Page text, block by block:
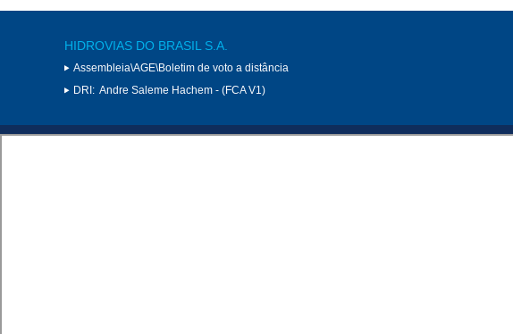
HIDROVIAS DO BRASIL S.A.
Assembleia\AGE\Boletim de voto a distância
DRI: Andre Saleme Hachem - (FCA V1)